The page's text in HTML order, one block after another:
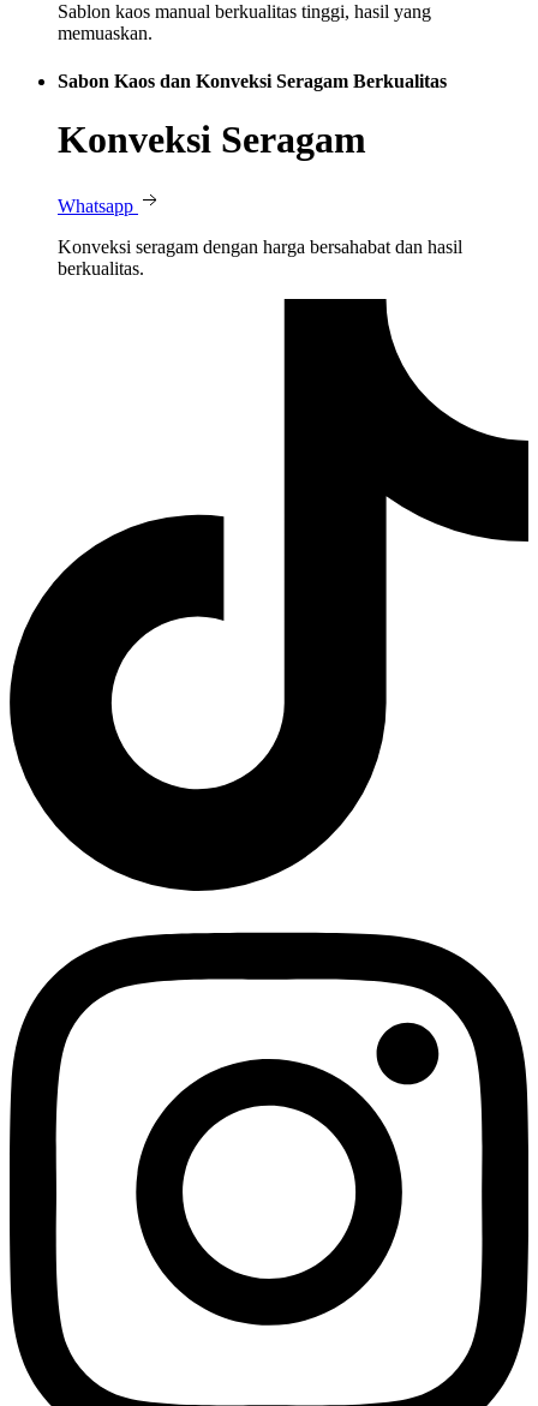
Sablon kaos manual berkualitas tinggi, hasil yang
memuaskan.
Sabon Kaos dan Konveksi Seragam Berkualitas
Konveksi Seragam
Whatsapp
Konveksi seragam dengan harga bersahabat dan hasil
berkualitas.